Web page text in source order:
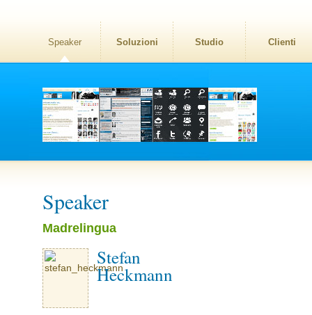
Speaker Soluzioni Studio Clienti
Speaker
Madrelingua
Stefan
Heckmann